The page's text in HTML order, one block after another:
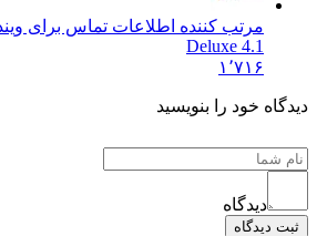
مرتب کننده اطلاعات تماس برای
Deluxe 4.1
۱٬۷۱۶
دیدگاه خود را بنویسید
دیدگاه
ثبت دیدگاه